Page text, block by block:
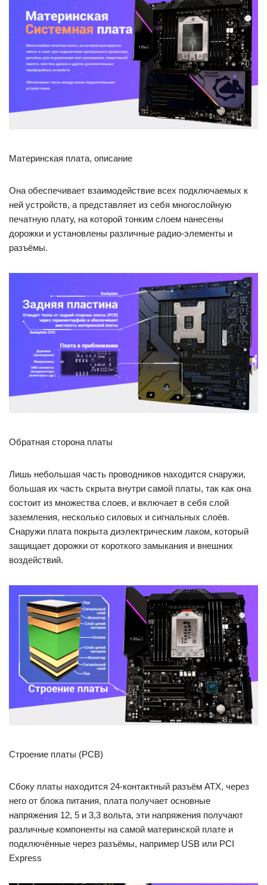
Материнская плата, описание
Она обеспечивает взаимодействие всех подключаемых к
ней устройств, а представляет из себя многослойную
печатную плату, на которой тонким слоем нанесены
дорожки и установлены различные радио-элементы и
разъёмы.
Обратная сторона платы
Лишь небольшая часть проводников находится снаружи,
большая их часть скрыта внутри самой платы, так как она
состоит из множества слоев, и включает в себя слой
заземления, несколько силовых и сигнальных слоёв.
Снаружи плата покрыта диэлектрическим лаком, который
защищает дорожки от короткого замыкания и внешних
воздействий.
Строение платы (PCB)
Сбоку платы находится 24-контактный разъём ATX, через
него от блока питания, плата получает основные
напряжения 12, 5 и 3,3 вольта, эти напряжения получают
различные компоненты на самой материнской плате и
подключённые через разъёмы, например USB или PCI
Express